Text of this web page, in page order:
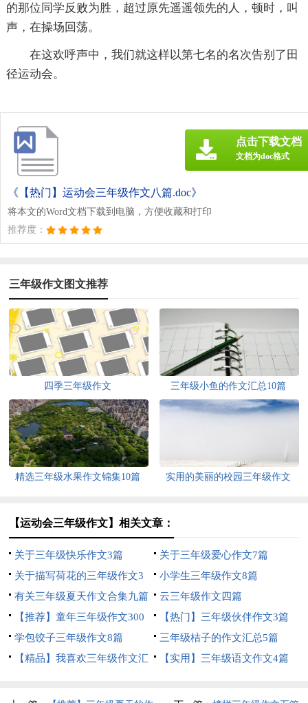
的那位同学反败为胜，超过原先遥遥领先的人，顿时，叫
声，在操场回荡。
在这欢呼声中，我们就这样以第七名的名次告别了田
径运动会。
《【热门】运动会三年级作文八篇.doc》
将本文的Word文档下载到电脑，方便收藏和打印
推荐度：
点击下载文档
文档为doc格式
三年级作文图文推荐
四季三年级作文 三年级小鱼的作文汇总10篇
精选三年级水果作文锦集10篇
实用的美丽的校园三年级作文
【运动会三年级作文】相关文章：
关于三年级快乐作文3篇
关于三年级爱心作文7篇
关于描写荷花的三年级作文3
篇
小学生三年级作文8篇
有关三年级夏天作文合集九篇
云三年级作文四篇
【推荐】童年三年级作文300
字10篇
【热门】三年级伙伴作文3篇
学包饺子三年级作文8篇
三年级桔子的作文汇总5篇
【精品】我喜欢三年级作文汇
【实用】三年级语文作文4篇